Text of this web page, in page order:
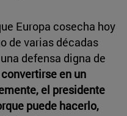
Europa cosecha hoy
de varias décadas
defensa digna de
en un
el presidente
puede hacerlo,